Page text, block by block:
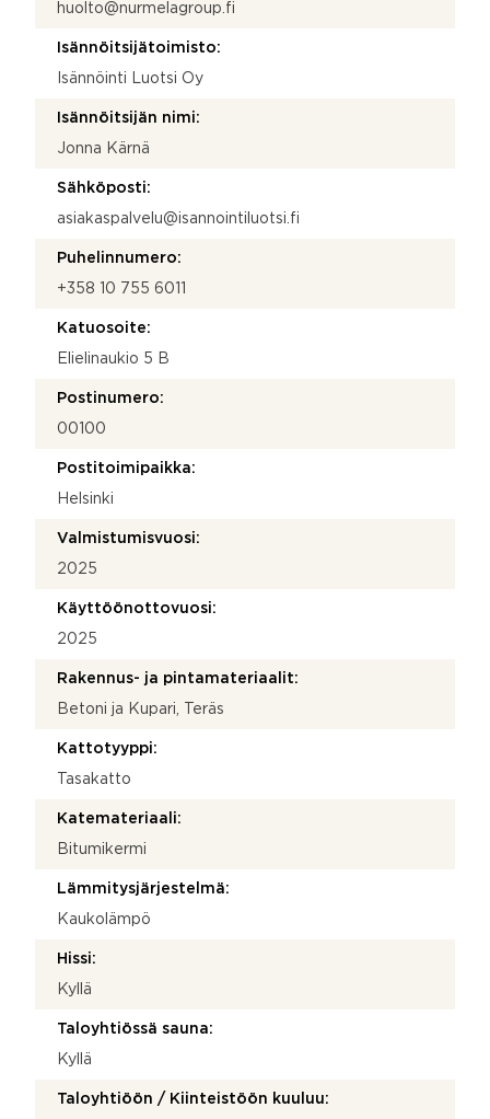
huolto@nurmelagroup.fi
Isännöitsijätoimisto:
Isännöinti Luotsi Oy
Isännöitsijän nimi:
Jonna Kärnä
Sähköposti:
asiakaspalvelu@isannointiluotsi.fi
Puhelinnumero:
+358 10 755 6011
Katuosoite:
Elielinaukio 5 B
Postinumero:
00100
Postitoimipaikka:
Helsinki
Valmistumisvuosi:
2025
Käyttöönottovuosi:
2025
Rakennus- ja pintamateriaalit:
Betoni ja Kupari, Teräs
Kattotyyppi:
Tasakatto
Katemateriaali:
Bitumikermi
Lämmitysjärjestelmä:
Kaukolämpö
Hissi:
Kyllä
Taloyhtiössä sauna:
Kyllä
Taloyhtiöön / Kiinteistöön kuuluu: